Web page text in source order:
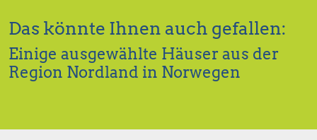
Das könnte Ihnen auch gefallen:
Einige ausgewählte Häuser aus der
Region Nordland in Norwegen